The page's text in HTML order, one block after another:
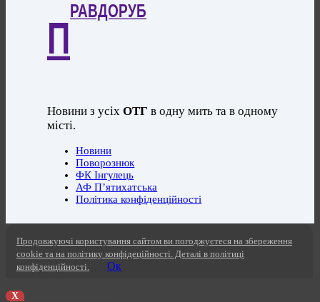
П
РАВДОРУБ
Новини з усіхОТГ в одну мить та в одному
місті.
Новини
Поворознюк
ФК Інгулець
АФ П’ятихатська
Політика конфіденційності
Продовжуючі користування сайтом ви погоджуєтеся на збереження
cookie та на політику конфідеційності. Деталі в політиці
конфіденційності.
Ок
X